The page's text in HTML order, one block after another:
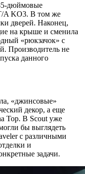
дюймовые
A KO3. В том же
дверей. Наконец,
на крыше и сменила
«рюкзачок» с
Производитель не
данного
«джинсовые»
декор, а еще
Top. В Scout уже
бы выглядеть
с различными
и
задачи.